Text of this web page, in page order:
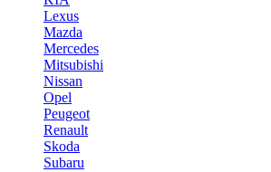
Lexus
Mazda
Mercedes
Mitsubishi
Nissan
Opel
Peugeot
Renault
Skoda
Subaru